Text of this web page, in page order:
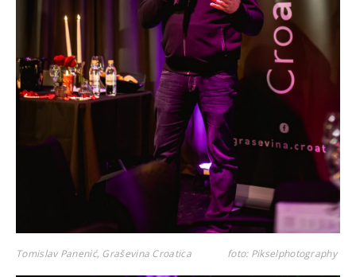
Tomislav Panenić, Graševina Croatica foto: Pikselphotography